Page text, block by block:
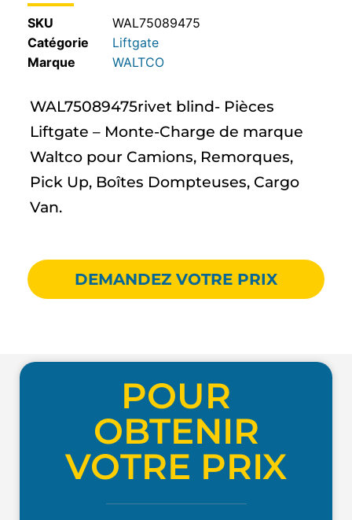
SKU
WAL75089475
Catégorie
Liftgate
WALTCO
WAL75089475rivet blind- Pièces
Liftgate – Monte-Charge de marque
Waltco pour Camions, Remorques,
Pick Up, Boîtes Dompteuses, Cargo
Van.
DEMANDEZ VOTRE PRIX
POUR
OBTENIR
VOTRE PRIX